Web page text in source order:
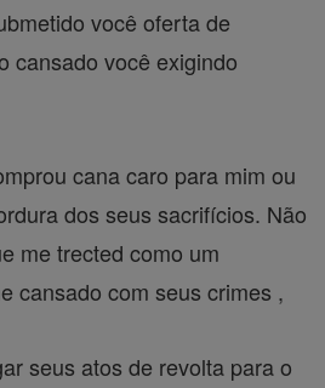
você oferta de
cansado você exigindo
cana caro para mim ou
dos seus sacrifícios. Não
me trected como um
cansado com seus crimes ,
seus atos de revolta para o